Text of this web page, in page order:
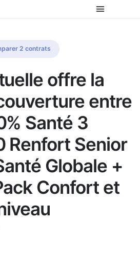
Comparer les mutuelles
2 contrats
offre la
entre
Santé 3
Renfort Senior
Globale +
Confort et